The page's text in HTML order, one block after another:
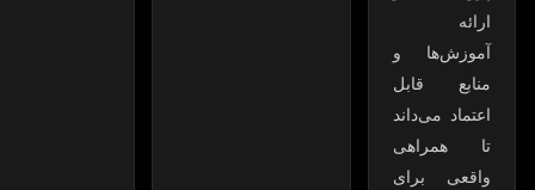
ارائه
آموزش‌ها و
منابع قابل
اعتماد می‌داند
تا همراهی
واقعی برای